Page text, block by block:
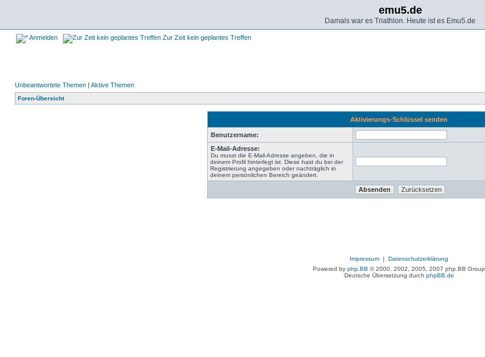
emu5.de
Damals war es Triathlon. Heute ist es Emu5.de
Anmelden Zur Zeit kein geplantes Treffen
Unbeantwortete Themen | Aktive Themen
Foren-Übersicht
Aktivierungs-Schlüssel senden
Benutzername:
E-Mail-Adresse:
Du musst die E-Mail-Adresse angeben, die in
deinem Profil hinterlegt ist. Diese hast du bei der
Registrierung angegeben oder nachträglich in
deinem persönlichen Bereich geändert.
Impressum | Datenschutzerklärung
Powered by php.BB © 2000, 2002, 2005, 2007 php.BB Group
Deutsche Übersetzung durch phpBB.de